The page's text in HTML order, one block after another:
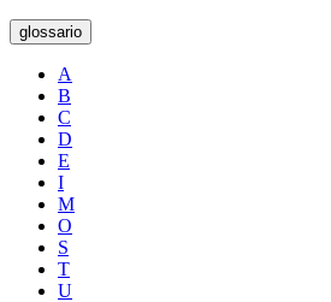
glossario
A
B
C
D
E
I
M
O
S
T
U